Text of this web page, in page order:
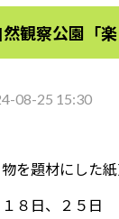
観察公園「
08-25 15:30
を題材にした
８日、２５日